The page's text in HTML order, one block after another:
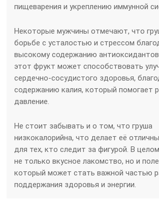
пищеварения и укреплению иммунной
Некоторые мужчины отмечают, что
борьбе с усталостью и стрессом
высокому содержанию
этот фрукт может способствовать
сердечно-сосудистого здоровья,
содержанию калия, который помогает
давление.
Не стоит забывать и о том, что груша
низкокалорийна, что делает её
для тех, кто следит за фигурой. В
не только вкусное лакомство, но и
который может стать важной частью
поддержания здоровья и энергии.